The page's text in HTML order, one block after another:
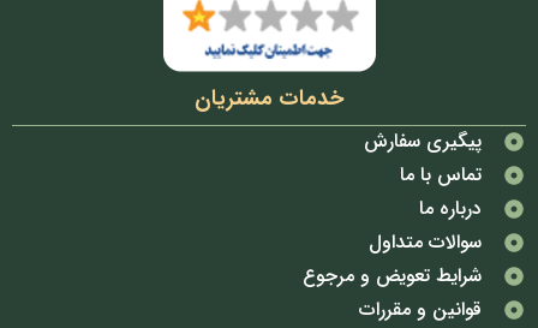
خدمات مشتریان
پیگیری سفارش
تماس با ما
درباره ما
سوالات متداول
شرایط تعویض و مرجوع
قوانین و مقررات